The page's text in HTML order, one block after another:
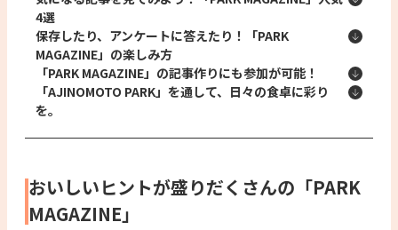
4選
保存したり、アンケートに答えたり！「PARK
MAGAZINE」の楽しみ方
「PARK MAGAZINE」の記事作りにも参加が可能！
「AJINOMOTO PARK」を通して、日々の食卓に彩り
を。
おいしいヒントが盛りだくさんの「PARK
MAGAZINE」